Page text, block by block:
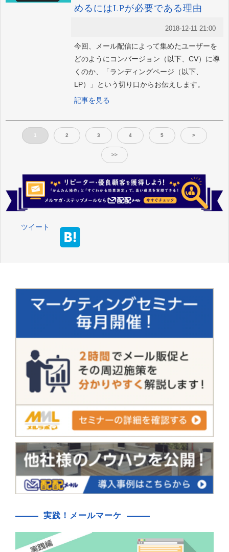
めるにはLPが必要である理由
2018-12-11 21:00
今回、メール配信によって集めたユーザーを
どのようにコンバージョン（以下、CV）に導
くのか、「ランディングページ（以下、
LP）」という切り口からお伝えします。
記事を見る
1 2 3 4 5 >
>>
ツイート
実践！メールマーケ